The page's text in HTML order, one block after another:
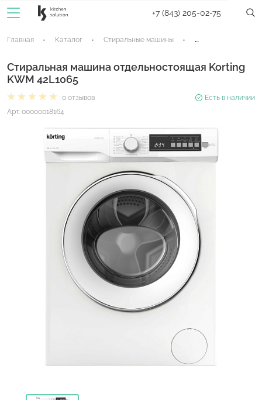
+7 (843) 205-02-75
Главная Каталог Стиральные машины Стиральные
Стиральная машина отдельностоящая Korting
KWM 42L1065
0 отзывов
Есть в наличии
Арт. 00000018164